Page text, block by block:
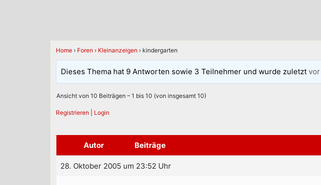
Home › Foren › Kleinanzeigen › kindergarten
Dieses Thema hat 9 Antworten sowie 3 Teilnehmer und wurde zuletzt
Ansicht von 10 Beiträgen – 1 bis 10 (von insgesamt 10)
Registrieren Login
Autor Beiträge
28. Oktober 2005 um 23:52 Uhr